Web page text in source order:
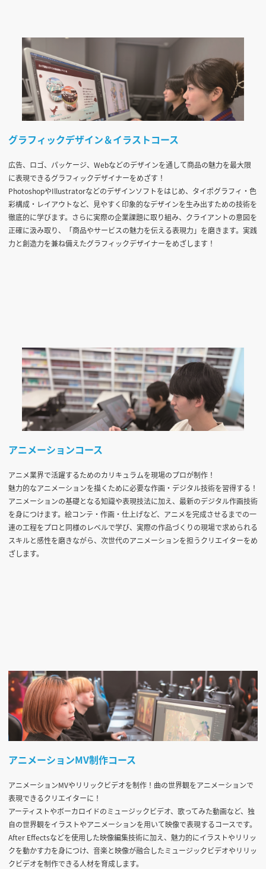
グラフィックデザイン＆イラストコース
広告、ロゴ、パッケージ、Webなどのデザインを通して商品の魅力を最大限
に表現できるグラフィックデザイナーをめざす！
PhotoshopやIllustratorなどのデザインソフトをはじめ、タイポグラフィ・色
彩構成・レイアウトなど、見やすく印象的なデザインを生み出すための技術を
徹底的に学びます。さらに実際の企業課題に取り組み、クライアントの意図を
正確に汲み取り、「商品やサービスの魅力を伝える表現力」を磨きます。実践
力と創造力を兼ね備えたグラフィックデザイナーをめざします！
アニメーションコース
アニメ業界で活躍するためのカリキュラムを現場のプロが制作！
魅力的なアニメーションを描くために必要な作画・デジタル技術を習得する！
アニメーションの基礎となる知識や表現技法に加え、最新のデジタル作画技術
を身につけます。絵コンテ・作画・仕上げなど、アニメを完成させるまでの一
連の工程をプロと同様のレベルで学び、実際の作品づくりの現場で求められる
スキルと感性を磨きながら、次世代のアニメーションを担うクリエイターをめ
ざします。
アニメーションMV制作コース
アニメーションMVやリリックビデオを制作！曲の世界観をアニメーションで
表現できるクリエイターに！
アーティストやボーカロイドのミュージックビデオ、歌ってみた動画など、独
自の世界観をイラストやアニメーションを用いて映像で表現するコースです。
After Effectsなどを使用した映像編集技術に加え、魅力的にイラストやリリッ
クを動かす力を身につけ、音楽と映像が融合したミュージックビデオやリリッ
クビデオを制作できる人材を育成します。